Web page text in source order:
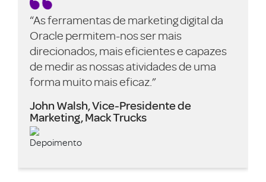
“As ferramentas de marketing digital da
Oracle permitem-nos ser mais
direcionados, mais eficientes e capazes
de medir as nossas atividades de uma
forma muito mais eficaz.”
John Walsh, Vice-Presidente de
Marketing, Mack Trucks